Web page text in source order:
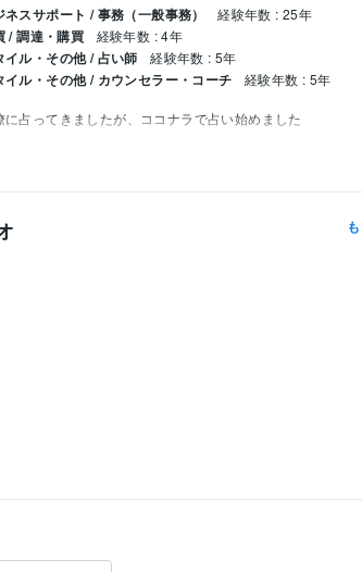
スサポート / 事務（一般事務） 経験年数 : 25年
/ 調達・購買 経験年数 : 4年
イル・その他 / 占い師 経験年数 : 5年
イル・その他 / カウンセラー・コーチ 経験年数 : 5年
に占ってきましたが、ココナラで占い始めました
　潜在意識につながる　悩み相談